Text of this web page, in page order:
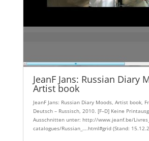
JeanF Jans: Russian Diary
Artist book
JeanF Jans: Russian Diary Moods, Artist book,
Deutsch – Russisch, 2010. [F–D] Keine
Ausschnitten unter: http://www.jeanf.be/
catalogues/Russian_….html#grid (Stand: